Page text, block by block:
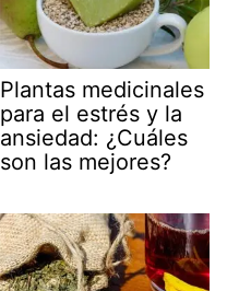
Plantas medicinales
para el estrés y la
ansiedad: ¿Cuáles
son las mejores?